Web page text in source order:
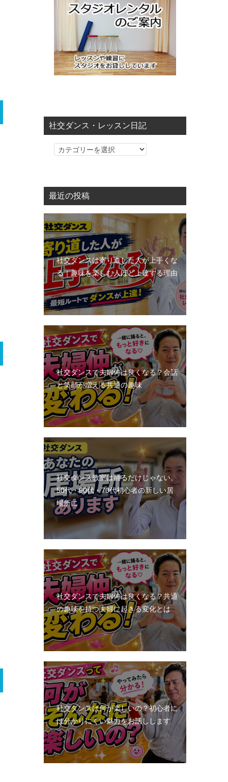
社交ダンス・レッスン日記
社
ン
ス・
レ
ッ
ス
ン
日
記
最近の投稿
社交ダンスは寄り道した人が上手くな
る｜趣味を楽しむ人ほど上達する理由
社交ダンスで夫婦仲は良くなる？会話
と笑顔が増える共通の趣味
社交ダンス教室は踊るだけじゃない。
50代・60代・70代初心者の新しい居
場所に
社交ダンスで夫婦仲は良くなる？共通
の趣味を持つ夫婦に起きる変化とは
社交ダンスは何が楽しいの？初心者に
は分かりにくい魅力をお話しします